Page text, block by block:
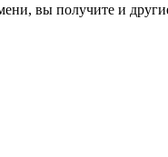
вы получите и